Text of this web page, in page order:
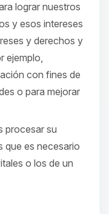
lograr nuestros
y esos intereses
y derechos y
ejemplo,
con fines de
o para mejorar
procesar su
que es necesario
o los de un